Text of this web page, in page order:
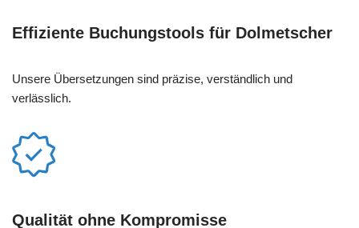
Effiziente Buchungstools für Dolmetscher
Unsere Übersetzungen sind präzise, verständlich und
verlässlich.
Qualität ohne Kompromisse